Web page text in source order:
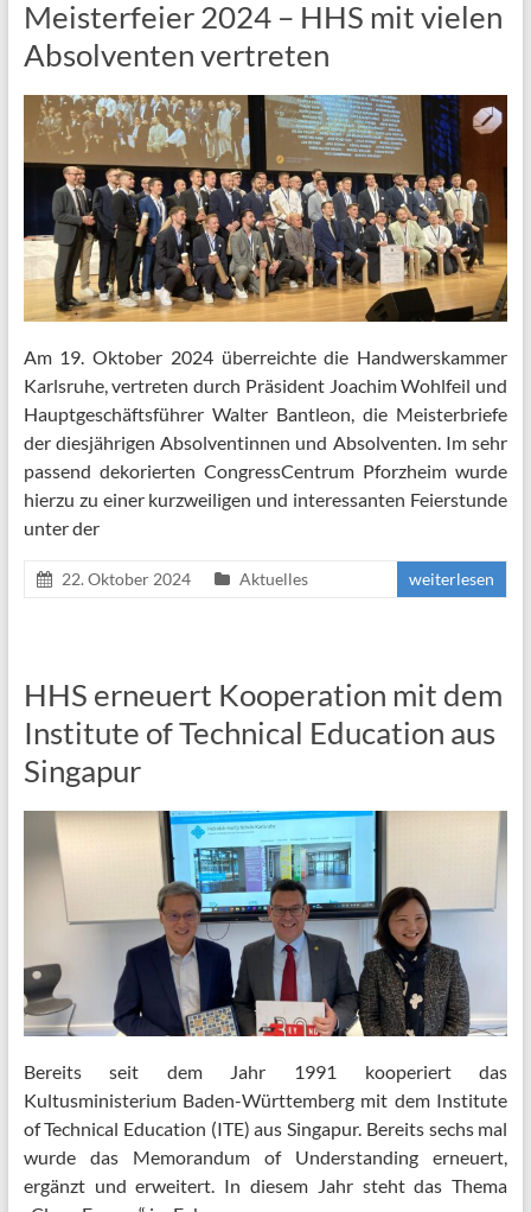
Meisterfeier 2024 – HHS mit vielen
Absolventen vertreten
Am 19. Oktober 2024 überreichte die Handwerskammer
Karlsruhe, vertreten durch Präsident Joachim Wohlfeil und
Hauptgeschäftsführer Walter Bantleon, die Meisterbriefe
der diesjährigen Absolventinnen und Absolventen. Im sehr
passend dekorierten CongressCentrum Pforzheim wurde
hierzu zu einer kurzweiligen und interessanten Feierstunde
unter der
22. Oktober 2024 Aktuelles weiterlesen
HHS erneuert Kooperation mit dem
Institute of Technical Education aus
Singapur
Bereits seit dem Jahr 1991 kooperiert das
Kultusministerium Baden-Württemberg mit dem Institute
of Technical Education (ITE) aus Singapur. Bereits sechs mal
wurde das Memorandum of Understanding erneuert,
ergänzt und erweitert. In diesem Jahr steht das Thema